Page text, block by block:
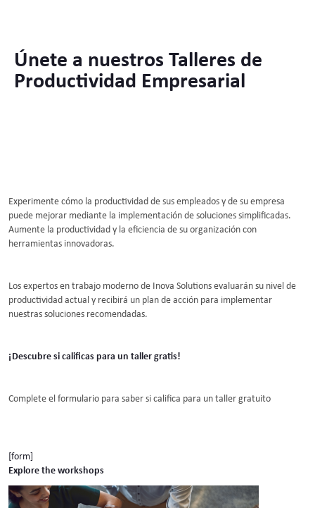
Únete a nuestros Talleres de
Productividad Empresarial
Experimente cómo la productividad de sus empleados y de su empresa
puede mejorar mediante la implementación de soluciones simplificadas.
Aumente la productividad y la eficiencia de su organización con
herramientas innovadoras.
Los expertos en trabajo moderno de Inova Solutions evaluarán su nivel de
productividad actual y recibirá un plan de acción para implementar
nuestras soluciones recomendadas.
¡Descubre si calificas para un taller gratis!
Complete el formulario para saber si califica para un taller gratuito
[form]
Explore the workshops